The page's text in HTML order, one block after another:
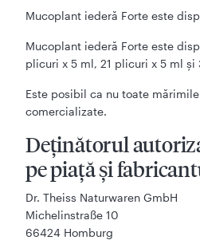
Mucoplant iederă Forte este
Mucoplant iederă Forte este
plicuri x 5 ml, 21 plicuri x 5 ml
Este posibil ca nu toate
comercializate.
Deţinătorul
pe piaţă şi
Dr. Theiss Naturwaren GmbH
Michelinstraße 10
66424 Homburg